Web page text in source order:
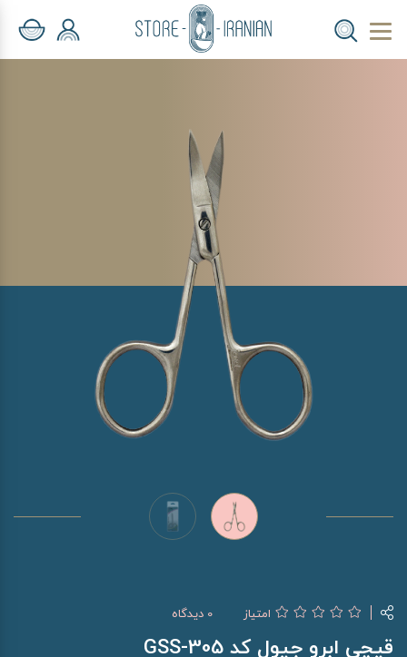
امتیاز 0 دیدگاه
قیچی ابرو جیول کد GSS-305